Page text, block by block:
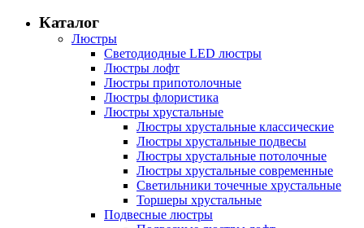
Каталог
Люстры
Светодиодные LED люстры
Люстры лофт
Люстры припотолочные
Люстры флористика
Люстры хрустальные
Люстры хрустальные классические
Люстры хрустальные подвесы
Люстры хрустальные потолочные
Люстры хрустальные современные
Светильники точечные хрустальные
Торшеры хрустальные
Подвесные люстры